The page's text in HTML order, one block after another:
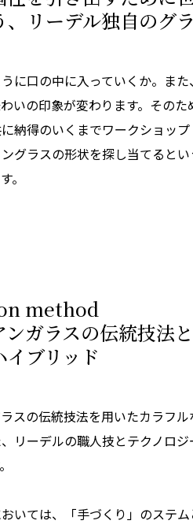
、リーデル独自のグ
に口の中に入っていくか。ま
いの印象が変わります。その
納得のいくまでワークショッ
グラスの形状を探し当てると
。
method
ンガラスの伝統技法
イブリッド
スの伝統技法を用いたカラフ
リーデルの職人技とテクノロ
いては、「手づくり」のステ